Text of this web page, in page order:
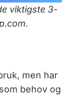
viktigste 3-
men har
behov og